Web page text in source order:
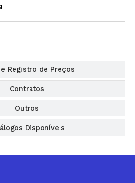
Registro de Preços
Contratos
Outros
Disponíveis